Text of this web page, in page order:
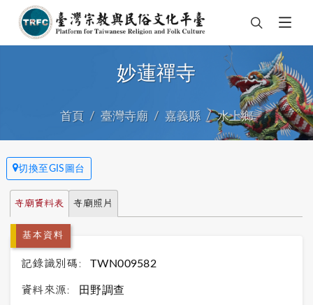
妙蓮禪寺
首頁 臺灣寺廟 嘉義縣 水上鄉
切換至GIS圖台
寺廟資料表 寺廟照片
基本資料
記錄識別碼: TWN009582
資料來源: 田野調查